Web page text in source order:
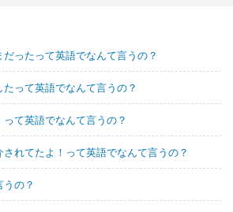
ったって英語でなんて言うの？
って英語でなんて言うの？
て英語でなんて言うの？
れてたよ！って英語でなんて言うの？
の？